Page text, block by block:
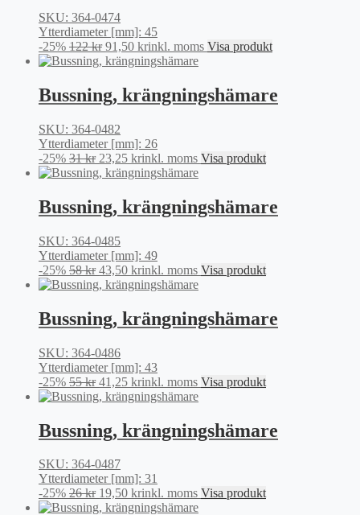
SKU: 364-0474
Ytterdiameter [mm]: 45
-25% 122kr Det
ursprungliga
var:
122 kr.
91,50 krDet
nuvarande
är:
91,50 kr.
inkl. moms Visa produkt
Bussning, krängningshämare
SKU: 364-0482
Ytterdiameter [mm]: 26
-25% 31kr Det
ursprungliga
var:
31 kr.
23,25 krDet
nuvarande
är:
23,25 kr.
inkl. moms Visa produkt
Bussning, krängningshämare
SKU: 364-0485
Ytterdiameter [mm]: 49
-25% 58kr Det
ursprungliga
var:
58 kr.
43,50 krDet
nuvarande
är:
43,50 kr.
inkl. moms Visa produkt
Bussning, krängningshämare
SKU: 364-0486
Ytterdiameter [mm]: 43
-25% 55kr Det
ursprungliga
var:
55 kr.
41,25 krDet
nuvarande
är:
41,25 kr.
inkl. moms Visa produkt
Bussning, krängningshämare
SKU: 364-0487
Ytterdiameter [mm]: 31
-25% 26kr Det
ursprungliga
19,50 krDet
nuvarande
inkl. moms Visa produkt